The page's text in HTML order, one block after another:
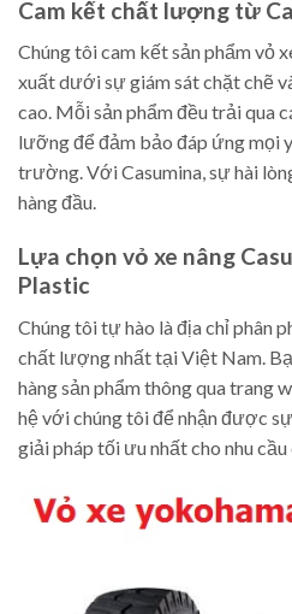
Cam kết chất lượng từ
Chúng tôi cam kết sản phẩm vỏ
xuất dưới sự giám sát chặt chẽ
cao. Mỗi sản phẩm đều trải qua
lưỡng để đảm bảo đáp ứng mọi
trường. Với Casumina, sự hài
hàng đầu.
Lựa chọn vỏ xe nâng
Plastic
Chúng tôi tự hào là địa chỉ phân
chất lượng nhất tại Việt Nam.
hàng sản phẩm thông qua trang
hệ với chúng tôi để nhận được
giải pháp tối ưu nhất cho nhu cầu